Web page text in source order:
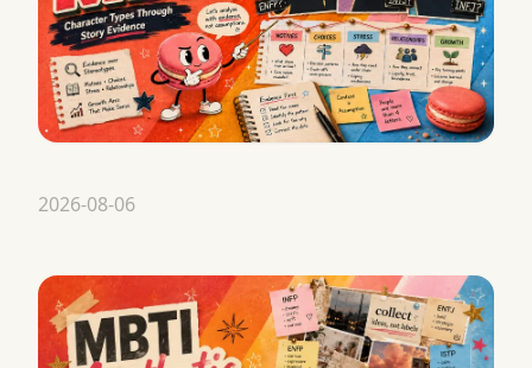
2026-08-06